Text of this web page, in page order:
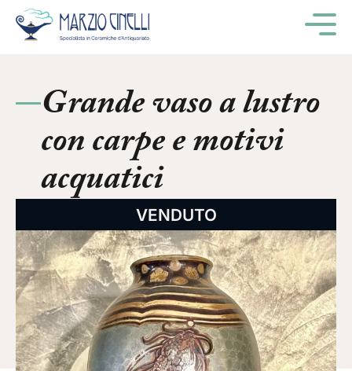
Grande vaso a lustro
con carpe e motivi
acquatici
VENDUTO